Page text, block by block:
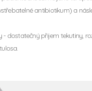
antibiotikum) a
- dostatečný přijem tekutiny,